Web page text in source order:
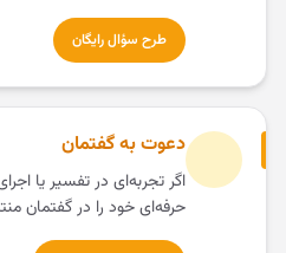
طرح سؤال رایگان
دعوت به گفتمان
اگر تجربه‌ای در تفسیر یا
حرفه‌ای خود را در گفتمان